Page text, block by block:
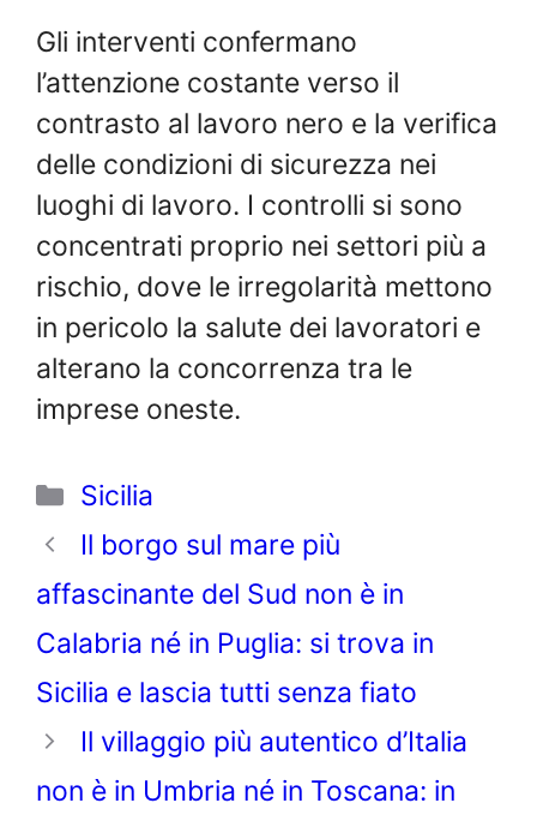
Gli interventi confermano
l’attenzione costante verso il
contrasto al lavoro nero e la verifica
delle condizioni di sicurezza nei
luoghi di lavoro. I controlli si sono
concentrati proprio nei settori più a
rischio, dove le irregolarità mettono
in pericolo la salute dei lavoratori e
alterano la concorrenza tra le
imprese oneste.
Categorie
Sicilia
Il borgo sul mare più
affascinante del Sud non è in
Calabria né in Puglia: si trova in
Sicilia e lascia tutti senza fiato
Il villaggio più autentico d’Italia
non è in Umbria né in Toscana: in